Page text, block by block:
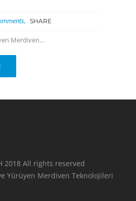
SHARE
Merdiven...
2018 All rights reserved
Yürüyen Merdiven Teknolojileri